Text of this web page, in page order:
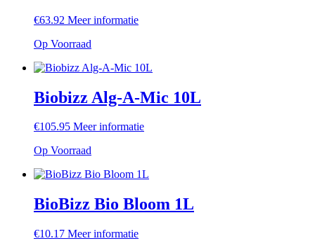
€63.92 Meer informatie
Op Voorraad
Biobizz Alg-A-Mic 10L
€105.95 Meer informatie
Op Voorraad
BioBizz Bio Bloom 1L
€10.17 Meer informatie